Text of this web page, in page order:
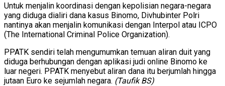
Untuk menjalin koordinasi dengan kepolisian negara-negara
yang diduga dialiri dana kasus Binomo, Divhubinter Polri
nantinya akan menjalin komunikasi dengan Interpol atau ICPO
(The International Criminal Police Organization).
PPATK sendiri telah mengumumkan temuan aliran duit yang
diduga berhubungan dengan aplikasi judi online Binomo ke
luar negeri. PPATK menyebut aliran dana itu berjumlah hingga
jutaan Euro ke sejumlah negara. (Taufik BS)